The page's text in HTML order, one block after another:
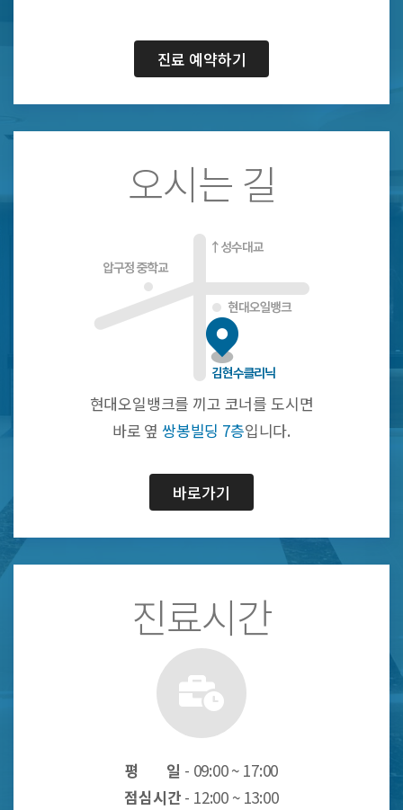
진료 예약하기
오시는 길
현대오일뱅크를 끼고 코너를 도시면
바로 옆 쌍봉빌딩 7층입니다.
바로가기
진료시간
평 일 - 09:00 ~ 17:00
점심시간 - 12:00 ~ 13:00